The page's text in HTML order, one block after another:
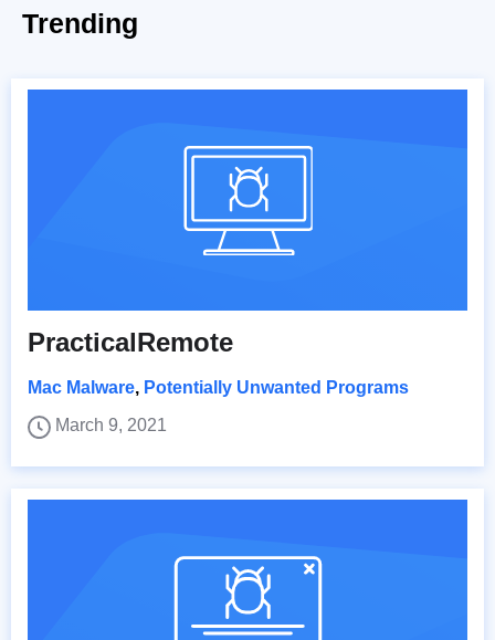
Trending
PracticalRemote
Mac Malware, Potentially Unwanted Programs
March 9, 2021